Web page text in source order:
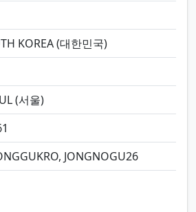
KOREA (대한민국)
(서울)
JONGNOGU26